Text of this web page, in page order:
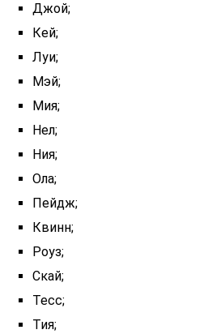
Джой;
Кей;
Луи;
Мэй;
Мия;
Нел;
Ния;
Ола;
Пейдж;
Квинн;
Роуз;
Скай;
Тесс;
Тия;